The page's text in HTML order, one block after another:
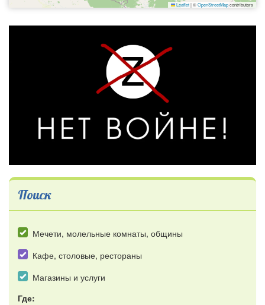
Leaflet|©OpenStreetMapcontributors
Поиск
Мечети, молельные комнаты, общины
Кафе, столовые, рестораны
Магазины и услуги
Где: